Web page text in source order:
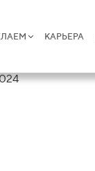
КАРЬЕРА